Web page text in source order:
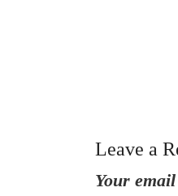
Leave a
Your